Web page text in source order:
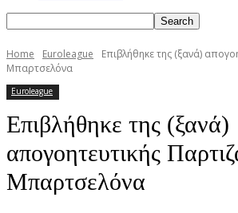
Home Euroleague
Επιβλήθηκε της (ξανά)
Μπαρτσελόνα
Euroleague
Επιβλήθηκε της (ξανά)
απογοητευτικής
Μπαρτσελόνα